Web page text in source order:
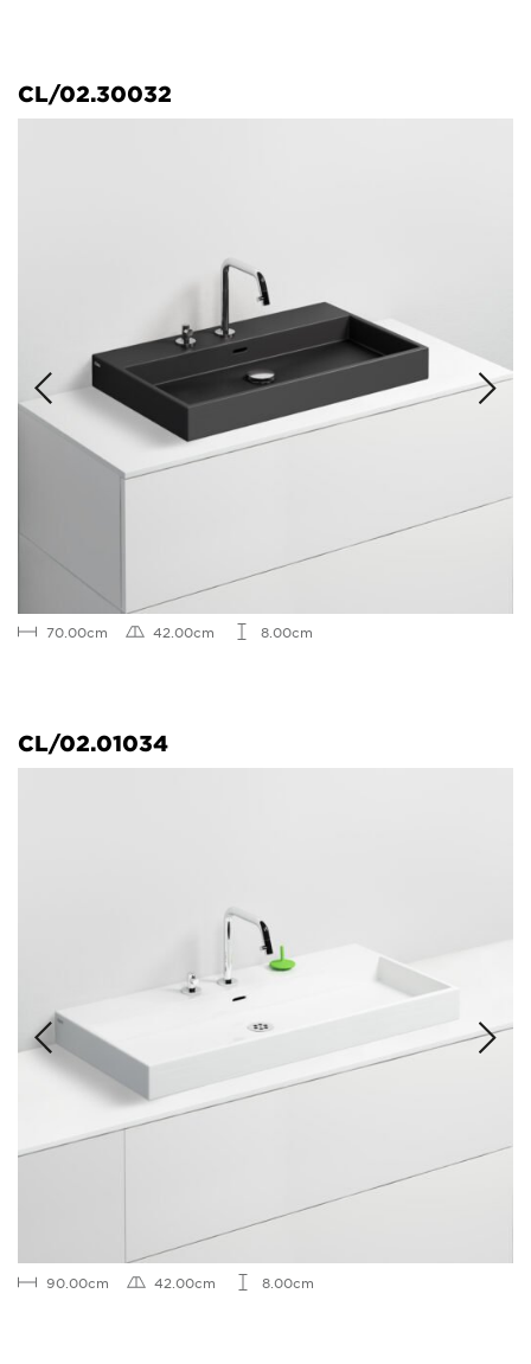
CL/02.30032
70.00cm 42.00cm 8.00cm
CL/02.01034
90.00cm 42.00cm 8.00cm